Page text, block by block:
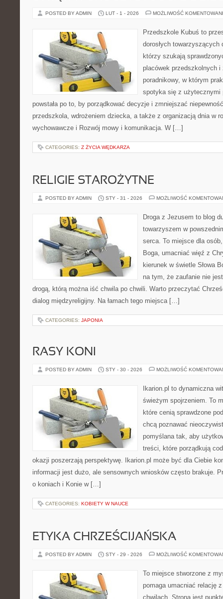
POSTED BY ADMIN LUT - 1 - 2026 MOŻLIWOŚĆ
Przedszkole Kubuś to
dorosłych
którzy szukają
placówek przedszkolnych i
poradnikowy, w którym
spotyka się z użytecznymi
powstała po to, by porządkować decyzje i zmniejszać
przedszkola, wdrożeniem dziecka, a także z organizacją dnia w
wychowawcze i Rozwój mowy i komunikacja. W […]
CATEGORIES: Z ŻYCIA WĘDKARZA
RELIGIE STAROŻYTNE
POSTED BY ADMIN STY - 31 - 2026 MOŻLIWOŚĆ
Droga z Jezusem to blog
towarzyszem w
serca. To miejsce dla
Boga, umacniać więź z
kierunek w świetle Słowa
na tym, że zaufanie nie
drogą, którą można iść chwila po chwili. Warto przeczytać
dialog międzyreligijny. Na łamach tego miejsca […]
CATEGORIES: JAPONIA
RASY KONI
POSTED BY ADMIN STY - 30 - 2026 MOŻLIWOŚĆ
Ikarion.pl to dynamiczna
świeżym spojrzeniem. To
które cenią sprawdzone
chcą poznawać
pomyślana tak, aby
treści, które porządkują
okazji poszerzają perspektywę. Ikarion.pl może być dla Ciebie
informacji jest dużo, ale sensownych wniosków często brakuje.
o koniach i Konie w […]
CATEGORIES: KOBIETY W NAUCE
ETYKA CHRZEŚCIJAŃSKA
POSTED BY ADMIN STY - 29 - 2026 MOŻLIWOŚĆ
To miejsce stworzone z
pomaga umacniać relację
chwilach. Strona jest